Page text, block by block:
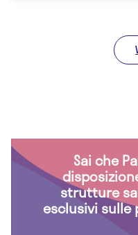
Sai che
strutture
esclusivi sulle